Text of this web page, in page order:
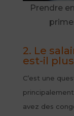
Prendre
2. Le
est-il plus
C’est une
avez des